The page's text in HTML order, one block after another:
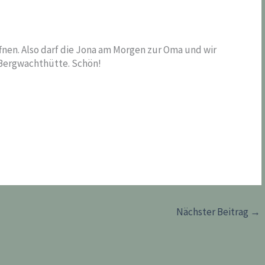
Also darf die Jona am Morgen zur Oma und wir
Schön!
Nächster Beitrag →